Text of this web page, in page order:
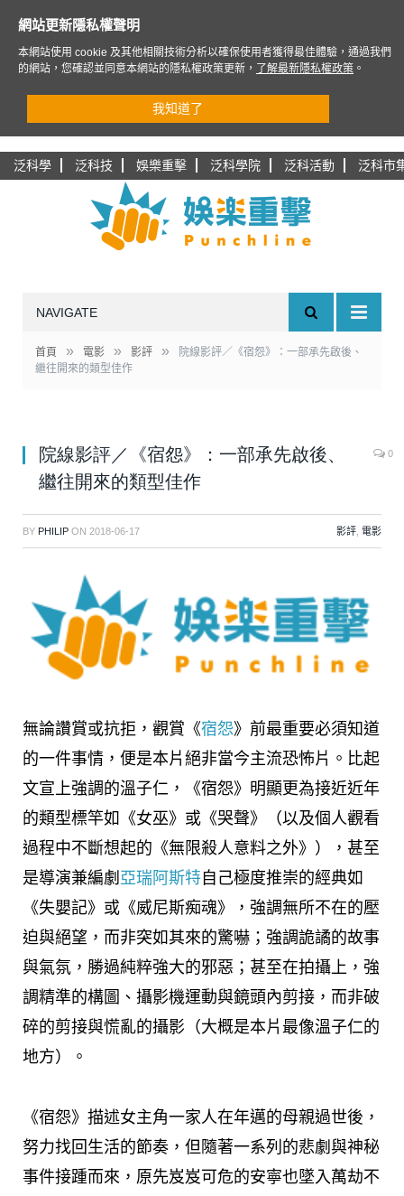
泛科學 泛科技 娛樂重擊 泛科學院 泛科活動 泛科市
NAVIGATE
首頁 » 電影 » 影評 »
院線影評／《宿怨》：一部承先啟後、
繼往開來的類型佳作
院線影評／《宿怨》：一部承先啟後、
繼往開來的類型佳作
0
BY PHILIP ON 2018-06-17 影評 電影
無論讚賞或抗拒，觀賞《宿怨》前最重要必須知道
的一件事情，便是本片絕非當今主流恐怖片。比起
文宣上強調的溫子仁，《宿怨》明顯更為接近近年
的類型標竿如《女巫》或《哭聲》（以及個人觀看
過程中不斷想起的《無限殺人意料之外》），甚至
是導演兼編劇 亞瑞阿斯特 自己極度推崇的經典如
《失嬰記》或《威尼斯痴魂》，強調無所不在的壓
迫與絕望，而非突如其來的驚嚇；強調詭譎的故事
與氣氛，勝過純粹強大的邪惡；甚至在拍攝上，強
調精準的構圖、攝影機運動與鏡頭內剪接，而非破
碎的剪接與慌亂的攝影（大概是本片最像溫子仁的
地方）。
《宿怨》描述女主角一家人在年邁的母親過世後，
努力找回生活的節奏，但隨著一系列的悲劇與神秘
事件接踵而來，原先岌岌可危的安寧也墜入萬劫不
網站更新隱私權聲明
本網站使用 cookie 及其他相關技術分析以確保使用者獲得最佳體驗，通過我們
的網站，您確認並同意本網站的隱私權政策更新，
了解最新隱私權政策 。
我知道了